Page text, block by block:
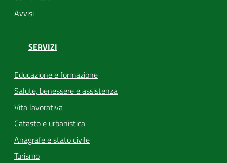
Avvisi
SERVIZI
Educazione e formazione
Salute, benessere e assistenza
Vita lavorativa
Catasto e urbanistica
Anagrafe e stato civile
Turismo